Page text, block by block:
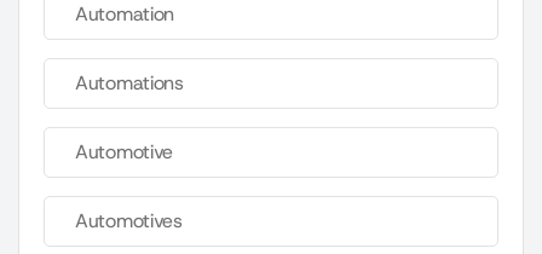
Automation
Automations
Automotive
Automotives